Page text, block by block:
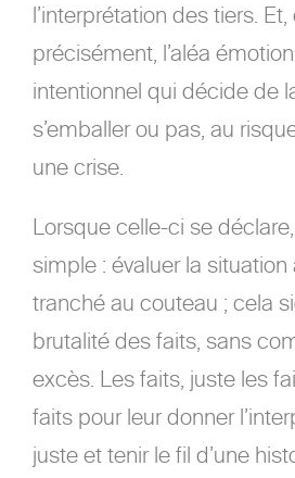
l’interprétation des tiers. Et,
précisément, l’aléa
intentionnel qui décide de
s’emballer ou pas, au
une crise.
Lorsque celle-ci se déclare,
simple : évaluer la situation
tranché au couteau ; cela
brutalité des faits, sans
excès. Les faits, juste les
faits pour leur donner
juste et tenir le fil d’une